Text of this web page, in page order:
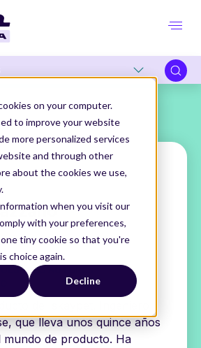
on your computer.
to improve your website
more personalized services
and through other
about the cookies we use,
when you visit our
with your preferences,
tiny cookie so that you're
choice again.
Decline
NUESTROS AUTORES
que lleva unos quince años
mundo de producto. Ha